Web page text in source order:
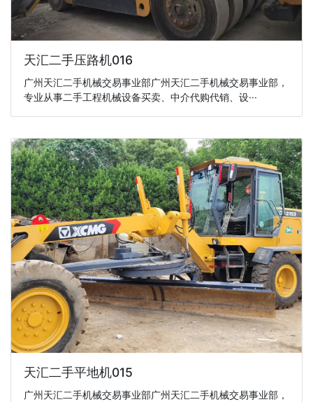
天汇二手压路机016
广州天汇二手机械交易事业部广州天汇二手机械交易事业部，
专业从事二手工程机械设备买卖、中介代购代销、设···
天汇二手平地机015
广州天汇二手机械交易事业部广州天汇二手机械交易事业部，